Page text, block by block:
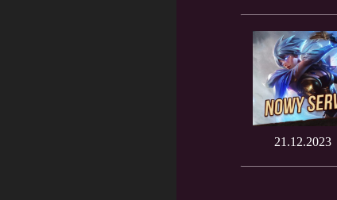
21.12.2023